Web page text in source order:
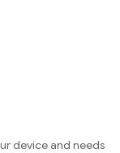
device and needs